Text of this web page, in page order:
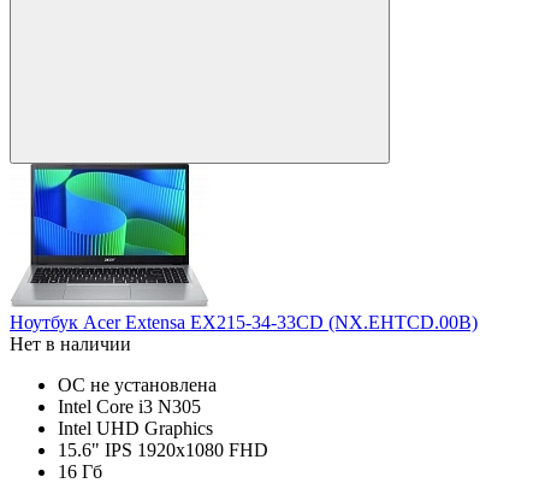
Ноутбук Acer Extensa EX215-34-33CD (NX.EHTCD.00B)
Нет в наличии
ОС не установлена
Intel Core i3 N305
Intel UHD Graphics
15.6" IPS 1920x1080 FHD
16 Гб